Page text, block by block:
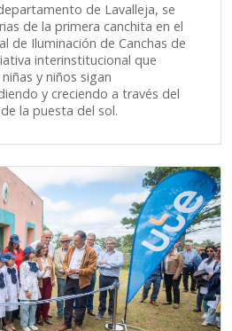
de Lavalleja, se
de la primera canchita en el
de Iluminación de Canchas de
interinstitucional que
y niños sigan
y creciendo a través del
la puesta del sol.